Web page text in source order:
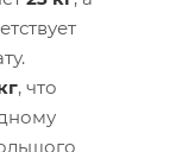
, что